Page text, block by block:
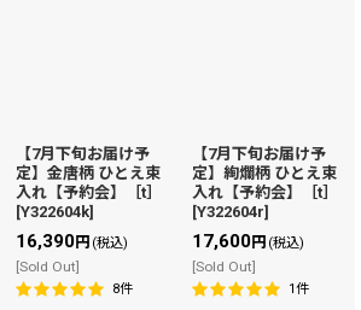
【7月下旬お届け予
定】金唐柄 ひとえ束
入れ【予約会】［t］
[Y322604k]
16,390円 (税込)
[Sold Out]
8件
【7月下旬お届け予
定】絢爛柄 ひとえ束
入れ【予約会】［t］
[Y322604r]
17,600円 (税込)
[Sold Out]
1件